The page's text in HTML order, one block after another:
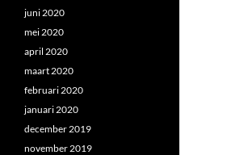
juni 2020
mei 2020
april 2020
maart 2020
februari 2020
januari 2020
december 2019
november 2019